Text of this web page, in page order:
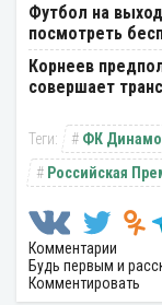
Футбол на
посмотреть
Корнеев
совершает
ФК
Российская
Комментарии
Будь первым и
Комментировать